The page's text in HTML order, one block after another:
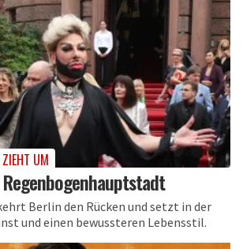
UM
Berlin den Rücken und setzt in der
und einen bewussteren Lebensstil.